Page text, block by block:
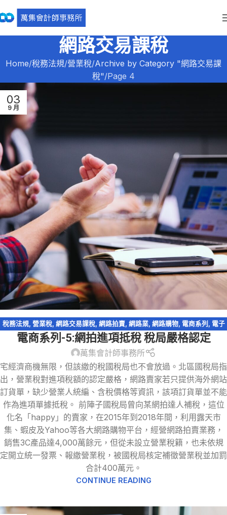
網路交易課稅
Home 稅務法規 營業稅 Archive by Category "網路交易課
稅" Page 4
03
9 月
稅務法規, 營業稅, 網路交易課稅, 網路拍賣, 網路業, 網路購物, 電商系列 , 電子
商務
電商系列-5:網拍進項抵稅 稅局嚴格認定
萬集會計師事務所
宅經濟商機無限，但該繳的稅國稅局也不會放過。北區國稅局指
出，營業稅對進項稅額的認定嚴格，網路賣家若只提供海外網站
訂貨單，缺少營業人統編、含稅價格等資訊，該項訂貨單並不能
作為進項單據抵稅。 前陣子國稅局曾向某網拍達人補稅，這位
化名「happy」的賣家，在2015年到2018年間，利用露天市
集、蝦皮及Yahoo等各大網路購物平台，經營網路拍賣業務，
銷售3C產品達4,000萬餘元，但從未設立營業稅籍，也未依規
定開立統一發票、報繳營業稅，被國稅局核定補徵營業稅並加罰
合計400萬元。
CONTINUE READING